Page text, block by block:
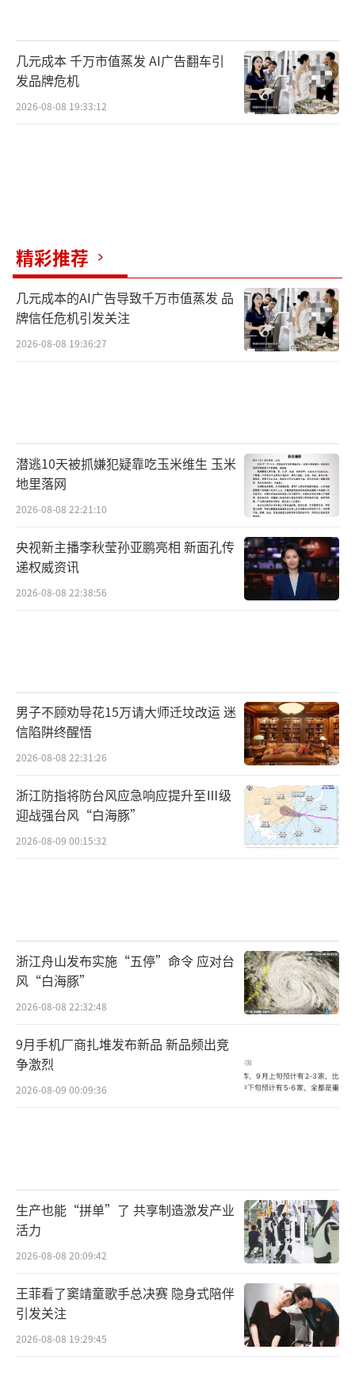
共1万余元。
对此，张延新向“北京时间”表示，如果
想了解情况，需与公安局办公室联系。
邯郸市公安局早前通报称，视频系巡特警
队员在309国道巡逻时，发现路边停有一辆白色
轿车，辅警王某斌擅自使用手机对车内一男一
视频中显示，盘查人员分工相对明确，有
人取证、有人要求车震男女下车配合执法、有
人负责带人。
“北京时间”了解到，辅警又名辅助警
察。职责是在公安机关及其人民警察的指挥和
监督下从事警务辅助工作。而馆陶县公安局巡
此外，警方通报称，车震视频系个人私自
拍摄并外泄。
“北京时间”发现，公安部明文规定，在
警务执法过程中，应严格使用执法记录仪，并
要求县级以上公安机关设立统一的物证、书证
保管中心。《证据规则》中明确提出，条件不
交由单位保管。
那么，此次盘查，有无正式警察带队？视
频外泄，单位是否负有失职责任？馆陶警方至
今未予回应。
北京时间原创李英强
（责任编辑：H225）
几元成本 千万市值蒸发 AI广告翻车引
发品牌危机
2026-08-08 19:33:12
精彩推荐
几元成本的AI广告导致千万市值蒸发 品
牌信任危机引发关注
2026-08-08 19:36:27
潜逃10天被抓嫌犯疑靠吃玉米维生 玉米
地里落网
2026-08-08 22:21:10
央视新主播李秋莹孙亚鹏亮相 新面孔传
递权威资讯
2026-08-08 22:38:56
男子不顾劝导花15万请大师迁坟改运 迷
信陷阱终醒悟
2026-08-08 22:31:26
浙江防指将防台风应急响应提升至Ⅲ级
迎战强台风“白海豚”
2026-08-09 00:15:32
浙江舟山发布实施“五停”命令 应对台
风“白海豚”
2026-08-08 22:32:48
9月手机厂商扎堆发布新品 新品频出竞
争激烈
2026-08-09 00:09:36
生产也能“拼单”了 共享制造激发产业
活力
2026-08-08 20:09:42
王菲看了窦靖童歌手总决赛 隐身式陪伴
引发关注
2026-08-08 19:29:45